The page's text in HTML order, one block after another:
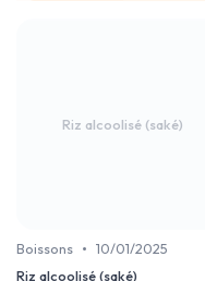
Riz alcoolisé (saké)
Boissons • 10/01/2025
Riz alcoolisé (saké)